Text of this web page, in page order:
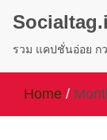
รวม แคปชั่นอ่อย ก
Home /